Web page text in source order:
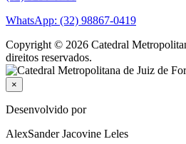
WhatsApp: (32) 98867-0419
Copyright © 2026 Catedral
direitos reservados.
×
Desenvolvido por
AlexSander Jacovine Leles